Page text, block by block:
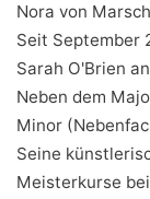
Nora von
Seit September
Sarah O'Brien
Neben dem
Minor
Seine
Meisterkurse